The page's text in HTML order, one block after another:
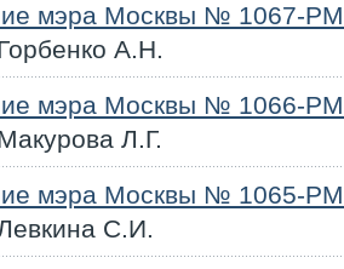
мэра Москвы № 1067-РМ
А.Н.
мэра Москвы № 1066-РМ
Л.Г.
мэра Москвы № 1065-РМ
С.И.